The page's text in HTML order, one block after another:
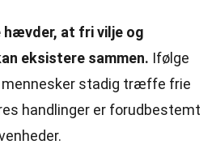
hævder, at fri vilje og
eksistere sammen. Ifølge
mennesker stadig træffe frie
handlinger er forudbestemt